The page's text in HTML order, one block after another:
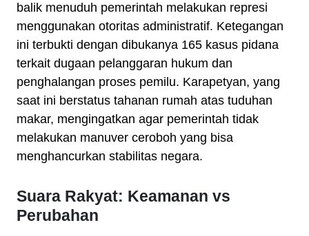
balik menuduh pemerintah melakukan represi
menggunakan otoritas administratif. Ketegangan
ini terbukti dengan dibukanya 165 kasus pidana
terkait dugaan pelanggaran hukum dan
penghalangan proses pemilu. Karapetyan, yang
saat ini berstatus tahanan rumah atas tuduhan
makar, mengingatkan agar pemerintah tidak
melakukan manuver ceroboh yang bisa
menghancurkan stabilitas negara.
Suara Rakyat: Keamanan vs
Perubahan